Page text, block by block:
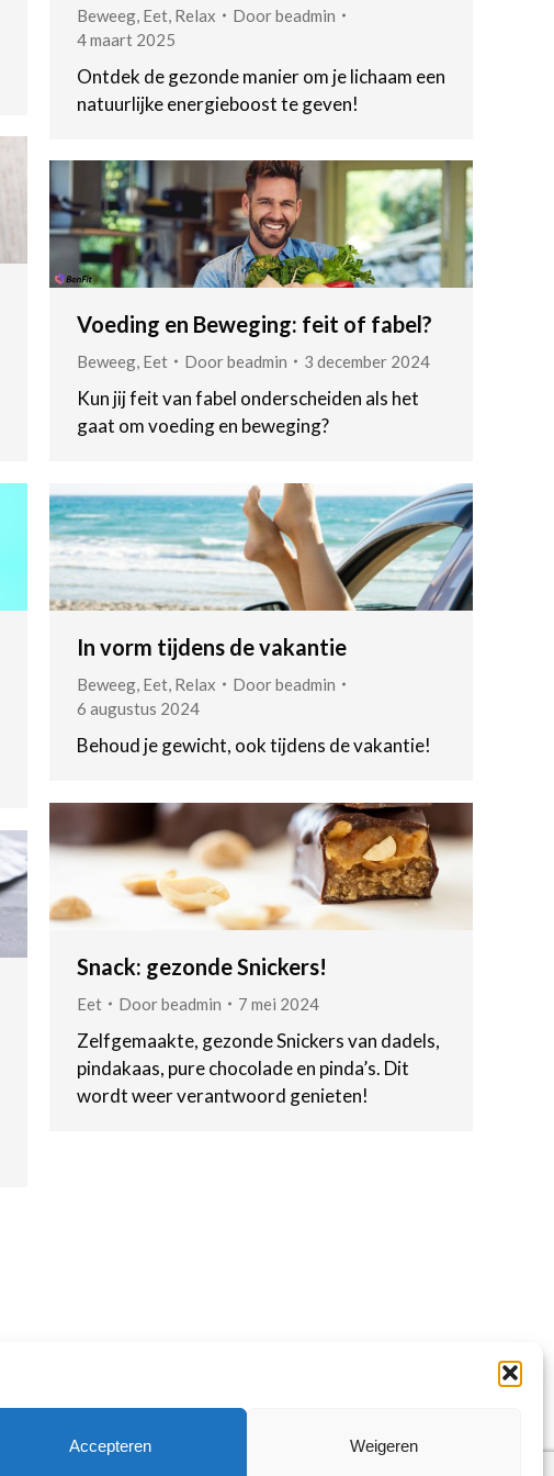
Accepteren Weigeren
Beweeg, Eet, Relax Doorbeadmin
4 maart 2025
Ontdek de gezonde manier om je lichaam een
natuurlijke energieboost te geven!
Voeding en Beweging: feit of fabel?
Beweeg, Eet Doorbeadmin 3 december 2024
Kun jij feit van fabel onderscheiden als het
gaat om voeding en beweging?
In vorm tijdens de vakantie
Beweeg, Eet, Relax Doorbeadmin
6 augustus 2024
Behoud je gewicht, ook tijdens de vakantie!
Snack: gezonde Snickers!
Eet Doorbeadmin 7 mei 2024
Zelfgemaakte, gezonde Snickers van dadels,
pindakaas, pure chocolade en pinda’s. Dit
wordt weer verantwoord genieten!